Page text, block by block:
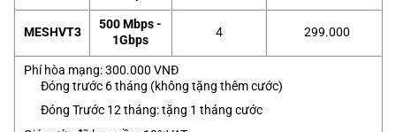
MESHVT3
500 Mbps -
1Gbps
4 299.000
Phí hòa mạng: 300.000 VNĐ
Đóng trước 6 tháng (không tặng thêm cước)
Đóng Trước 12 tháng: tặng 1 tháng cước